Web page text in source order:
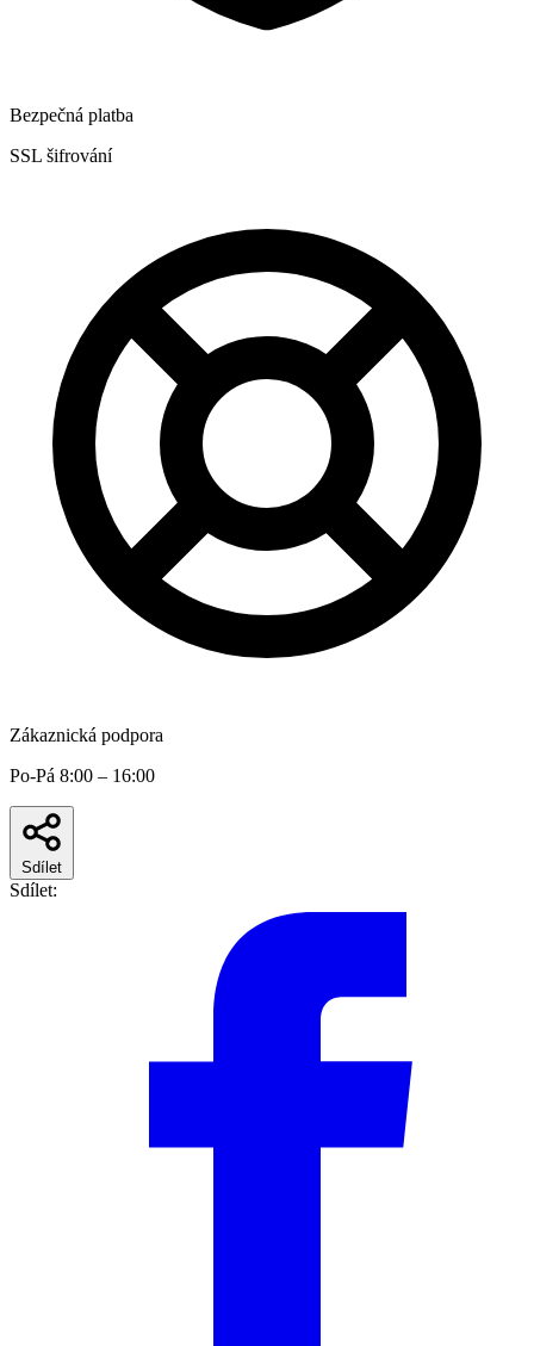
Bezpečná platba
SSL šifrování
Zákaznická podpora
Po-Pá 8:00 – 16:00
Sdílet
Sdílet: